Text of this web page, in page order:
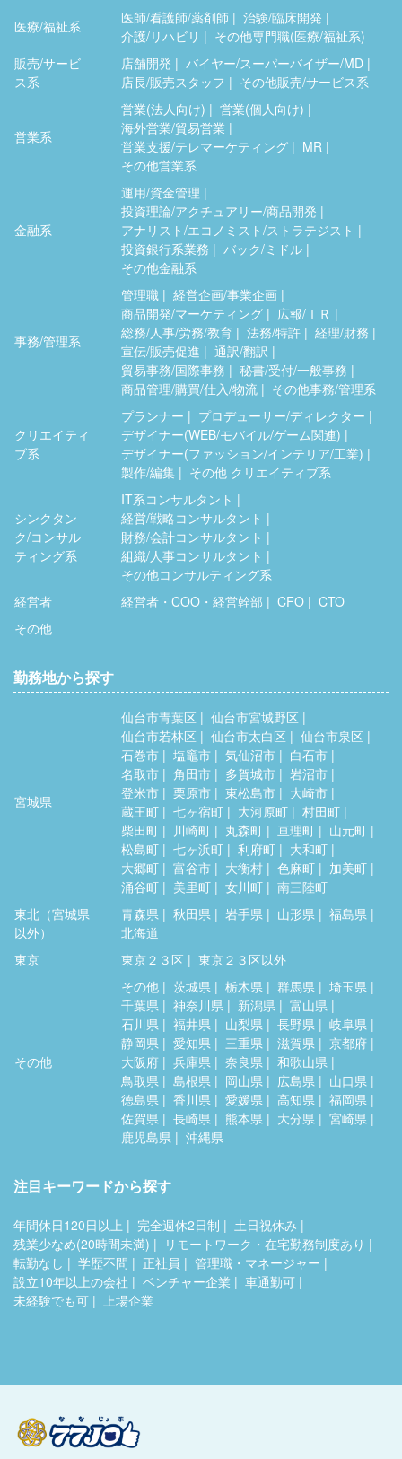
医療/福祉系
医師/看護師/薬剤師
治験/臨床開発
介護/リハビリ
その他専門職(医療/福祉系)
販売/サービ
ス系
店舗開発
バイヤー/スーパーバイザー/MD
店長/販売スタッフ
その他販売/サービス系
営業系
営業(法人向け)
営業(個人向け)
海外営業/貿易営業
営業支援/テレマーケティング
MR
その他営業系
金融系
運用/資金管理
投資理論/アクチュアリー/商品開発
アナリスト/エコノミスト/ストラテジスト
投資銀行系業務
バック/ミドル
その他金融系
事務/管理系
管理職
経営企画/事業企画
商品開発/マーケティング
広報/ＩＲ
総務/人事/労務/教育
法務/特許
経理/財務
宣伝/販売促進
通訳/翻訳
貿易事務/国際事務
秘書/受付/一般事務
商品管理/購買/仕入/物流
その他事務/管理系
クリエイティ
ブ系
プランナー
プロデューサー/ディレクター
デザイナー(WEB/モバイル/ゲーム関連)
デザイナー(ファッション/インテリア/工業)
製作/編集
その他 クリエイティブ系
シンクタン
ク/コンサル
ティング系
IT系コンサルタント
経営/戦略コンサルタント
財務/会計コンサルタント
組織/人事コンサルタント
その他コンサルティング系
経営者
経営者・COO・経営幹部 CFO
CTO
その他
勤務地から探す
宮城県
仙台市青葉区
仙台市宮城野区
仙台市若林区
仙台市太白区
仙台市泉区
石巻市
塩竈市 気仙沼市
白石市
名取市
角田市 多賀城市
岩沼市
登米市
栗原市 東松島市
大崎市
蔵王町
七ヶ宿町 大河原町
村田町
柴田町
川崎町 丸森町 亘理町
山元町
松島町
七ヶ浜町 利府町
大和町
大郷町
富谷市 大衡村 色麻町
加美町
涌谷町
美里町 女川町
南三陸町
東北（宮城県
以外）
青森県 秋田県 岩手県 山形県
福島県
北海道
東京
東京２３区 東京２３区以外
その他
その他 茨城県 栃木県 群馬県
埼玉県
千葉県
神奈川県 新潟県
富山県
石川県
福井県 山梨県 長野県
岐阜県
静岡県
愛知県 三重県 滋賀県
京都府
大阪府
兵庫県 奈良県
和歌山県
鳥取県
島根県 岡山県 広島県
山口県
徳島県
香川県 愛媛県 高知県
福岡県
佐賀県
長崎県 熊本県 大分県
宮崎県
鹿児島県
沖縄県
注目キーワードから探す
年間休日120日以上 完全週休2日制
土日祝休み
残業少なめ(20時間未満)
リモートワーク・在宅勤務制度あり
転勤なし
学歴不問 正社員
管理職・マネージャー
設立10年以上の会社
ベンチャー企業
車通勤可
未経験でも可
上場企業